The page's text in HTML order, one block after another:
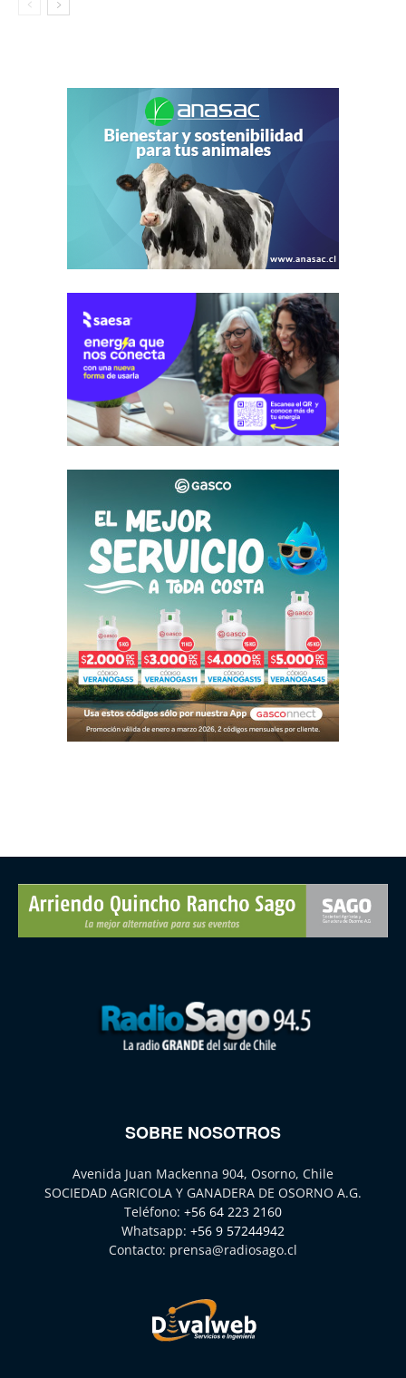
SOBRE NOSOTROS
Avenida Juan Mackenna 904, Osorno, Chile
SOCIEDAD AGRICOLA Y GANADERA DE OSORNO A.G.
Teléfono: +56 64 223 2160
Whatsapp: +56 9 57244942
Contacto: prensa@radiosago.cl